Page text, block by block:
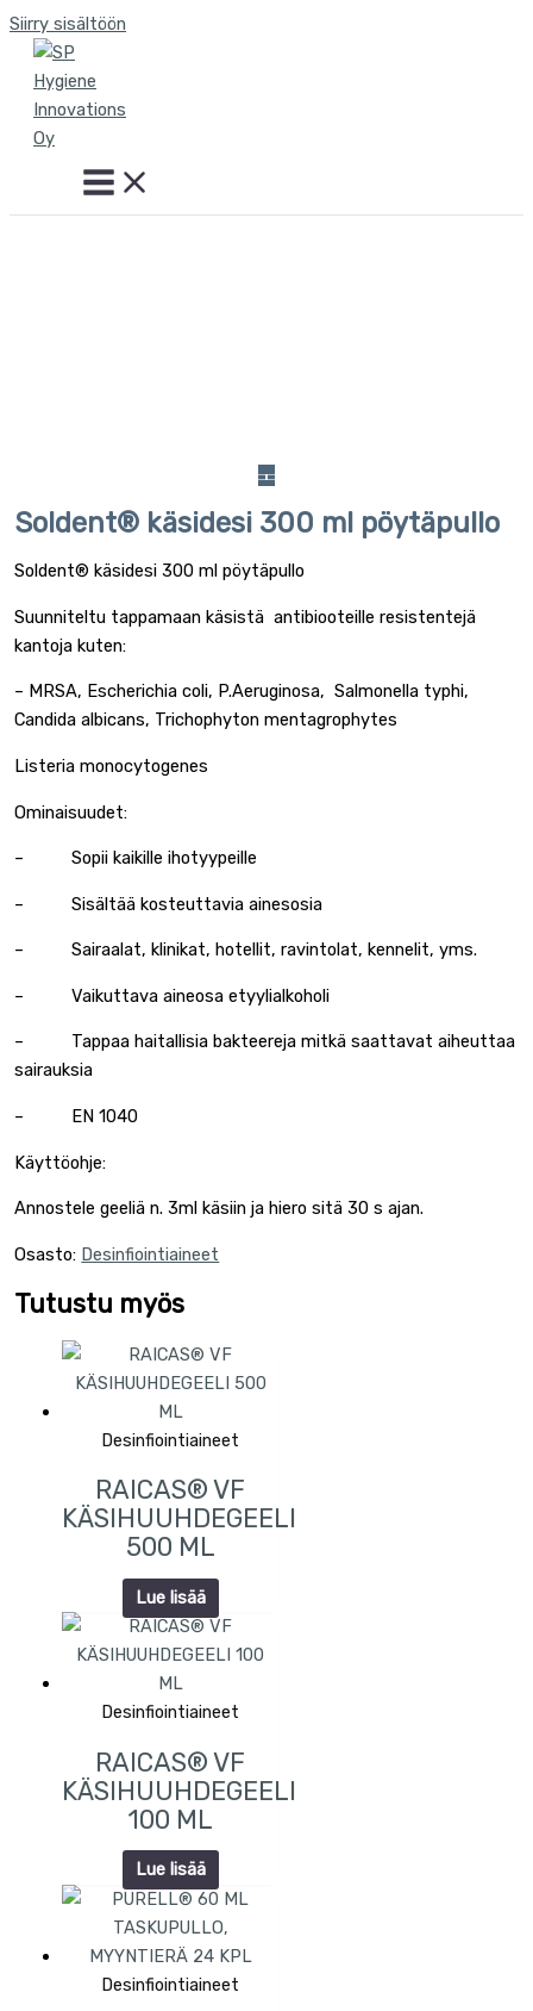
Siirry sisältöön
Soldent® käsidesi 300 ml pöytäpullo
Soldent® käsidesi 300 ml pöytäpullo
Suunniteltu tappamaan käsistä antibiooteille resistentejä
kantoja kuten:
– MRSA, Escherichia coli, P.Aeruginosa, Salmonella typhi,
Candida albicans, Trichophyton mentagrophytes
Listeria monocytogenes
Ominaisuudet:
– Sopii kaikille ihotyypeille
– Sisältää kosteuttavia ainesosia
– Sairaalat, klinikat, hotellit, ravintolat, kennelit, yms.
– Vaikuttava aineosa etyylialkoholi
– Tappaa haitallisia bakteereja mitkä saattavat aiheuttaa
sairauksia
– EN 1040
Käyttöohje:
Annostele geeliä n. 3ml käsiin ja hiero sitä 30 s ajan.
Osasto: Desinfiointiaineet
Tutustu myös
Desinfiointiaineet
RAICAS® VF
KÄSIHUUHDEGEELI
500 ML
Lue lisää
Desinfiointiaineet
RAICAS® VF
KÄSIHUUHDEGEELI
100 ML
Lue lisää
Desinfiointiaineet